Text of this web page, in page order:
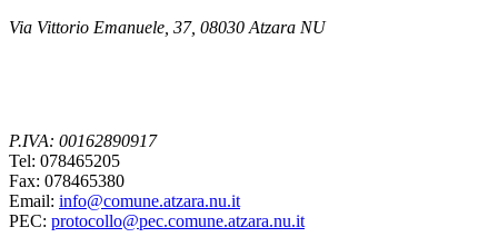
Via Vittorio Emanuele, 37, 08030 Atzara NU
P.IVA: 00162890917
Tel: 078465205
Fax: 078465380
Email: info@comune.atzara.nu.it
PEC: protocollo@pec.comune.atzara.nu.it